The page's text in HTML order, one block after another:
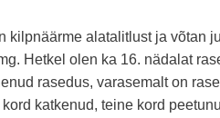
kilpnäärme alatalitlust ja võtan
Hetkel olen ka 16. nädalat
rasedus, varasemalt on
kord katkenud, teine kord